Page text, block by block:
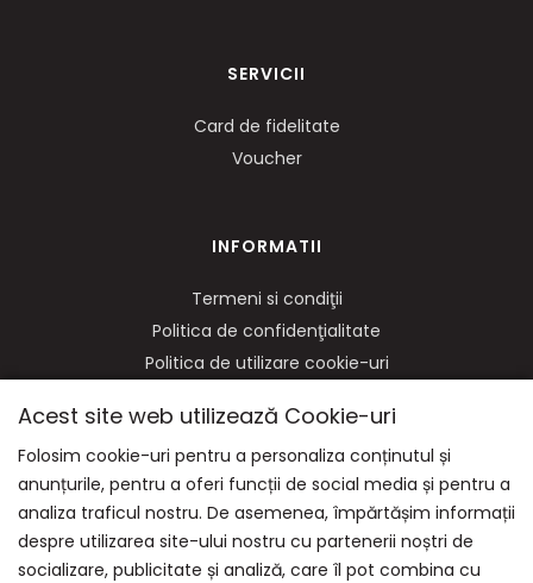
SERVICII
Card de fidelitate
Voucher
INFORMATII
Termeni si condiţii
Politica de confidenţialitate
Politica de utilizare cookie-uri
Soluționarea litigiilor
NE GASITI PE:
Acest site web utilizează Cookie-uri
Folosim cookie-uri pentru a personaliza conținutul și
anunțurile, pentru a oferi funcții de social media și pentru a
analiza traficul nostru. De asemenea, împărtășim informații
despre utilizarea site-ului nostru cu partenerii noștri de
socializare, publicitate și analiză, care îl pot combina cu